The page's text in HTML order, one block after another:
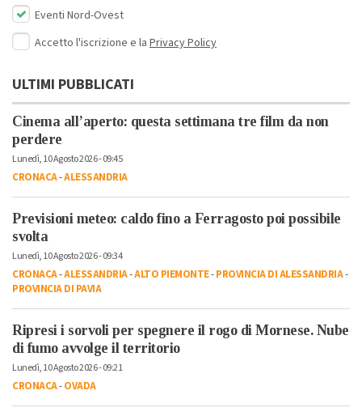
Eventi Nord-Ovest
Accetto l'iscrizione e la Privacy Policy
ULTIMI PUBBLICATI
Cinema all’aperto: questa settimana tre film da non
perdere
Lunedì, 10 Agosto 2026 - 09:45
CRONACA-ALESSANDRIA
Previsioni meteo: caldo fino a Ferragosto poi possibile
svolta
Lunedì, 10 Agosto 2026 - 09:34
CRONACA-ALESSANDRIA-ALTO PIEMONTE-PROVINCIA DI ALESSANDRIA-
PROVINCIA DI PAVIA
Ripresi i sorvoli per spegnere il rogo di Mornese. Nube
di fumo avvolge il territorio
Lunedì, 10 Agosto 2026 - 09:21
CRONACA-OVADA